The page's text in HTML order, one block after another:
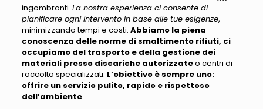
ingombranti. La nostra esperienza ci consente di
pianificare ogni intervento in base alle tue esigenze,
minimizzando tempi e costi. Abbiamo la piena
conoscenza delle norme di smaltimento rifiuti, ci
occupiamo del trasporto e della gestione dei
materiali presso discariche autorizzateo centri di
raccolta specializzati. L’obiettivo è sempre uno:
offrire un servizio pulito, rapido e rispettoso
dell’ambiente.